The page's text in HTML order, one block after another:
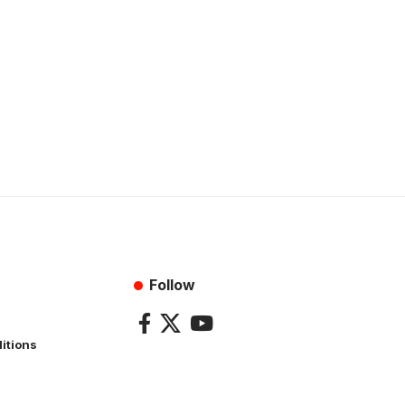
Follow